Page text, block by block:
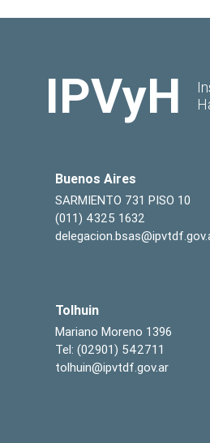
IPVyH
Buenos Aires
SARMIENTO 731 PISO 10
(011) 4325 1632
Tolhuin
Mariano Moreno 1396
Tel: (02901) 542711
tolhuin@ipvtdf.gov.ar